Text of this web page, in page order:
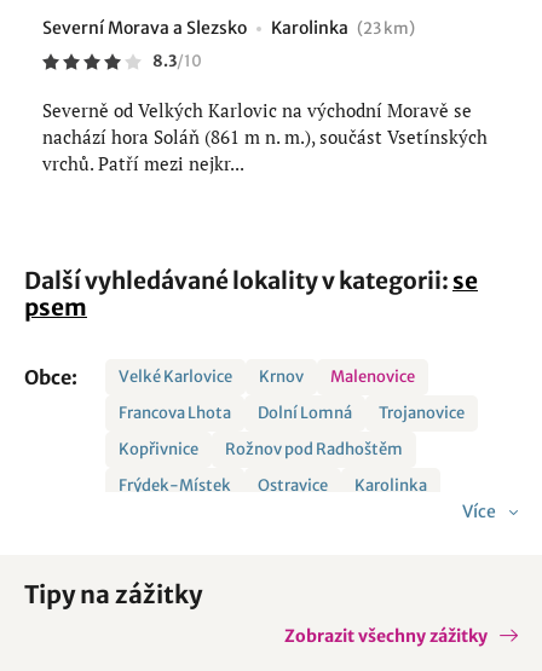
Severní Morava a Slezsko Karolinka (23 km)
8.3/10
Severně od Velkých Karlovic na východní Moravě se
nachází hora Soláň (861 m n. m.), součást Vsetínských
vrchů. Patří mezi nejkr...
Další vyhledávané lokality v kategorii: se
psem
Obce: Velké Karlovice Krnov
Malenovice
Francova Lhota
Dolní Lomná
Trojanovice
Kopřivnice
Rožnov pod Radhoštěm
Frýdek-Místek
Ostravice
Karolinka
Milíkov
Opava
Vřesina Zašová
Více
Tipy na zážitky
Zobrazit všechny zážitky